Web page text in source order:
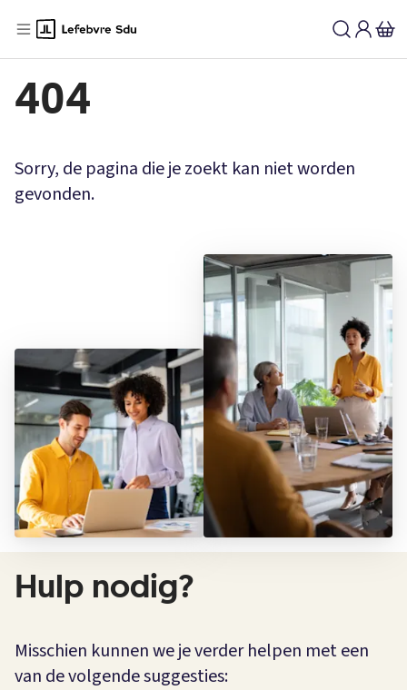
404
Sorry, de pagina die je zoekt kan niet worden
gevonden.
Hulp nodig?
Misschien kunnen we je verder helpen met een
van de volgende suggesties: